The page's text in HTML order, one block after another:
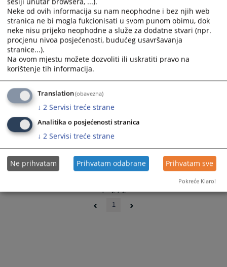
select
a
date.
Press
question
to
get
the
keyboard
for
changing
select
a
date.
Press
the
question
the
for
changing
08.04.2022.
1 - 2 / 2
1
Neke od ovih informacija su nam neophodne i bez njih web
stranica ne bi mogla fukcionisati u svom punom obimu, dok
neke nisu prijeko neophodne a služe za dodatne stvari (npr.
procjenu nivoa posjećenosti, budućeg usavršavanja
stranice...).
Na ovom mjestu možete dozvoliti ili uskratiti pravo na
korištenje tih informacija.
Translation(obavezna)
↓ 2 Servisi treće strane
Analitika o posjećenosti stranica
↓ 2 Servisi treće strane
Ne prihvatam Prihvatam odabrane Prihvatam sve
Pokreće Klaro!